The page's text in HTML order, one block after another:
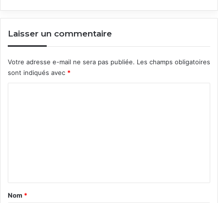
Laisser un commentaire
Votre adresse e-mail ne sera pas publiée. Les champs obligatoires
sont indiqués avec *
a
Nom *